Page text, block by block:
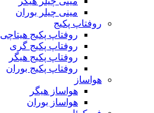
مینی چیلر بوران
روفتاپ پکیج
روفتاپ پکیج هیتاچی
روفتاپ پکیج گری
روفتاپ پکیج هیگر
روفتاپ پکیج بوران
هواساز
هواساز هیگر
هواساز بوران